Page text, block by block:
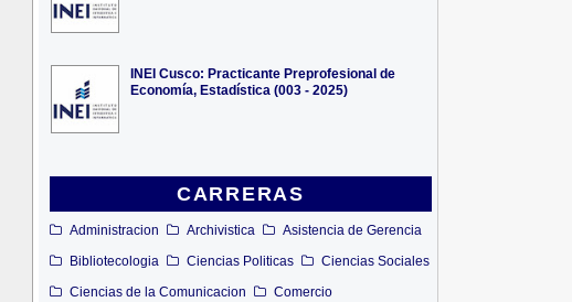
INEI Cusco: Practicante Preprofesional de
Economía, Estadística (003 - 2025)
CARRERAS
Administracion Archivistica
Asistencia de Gerencia
Bibliotecologia
Ciencias Politicas
Ciencias Sociales
Ciencias de la Comunicacion
Comercio